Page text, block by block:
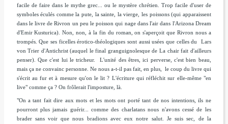
facile de faire dans le mythe grec... ou le mystère chrétien. Trop facile d'user de
symboles éculés comme la pute, la sainte, la vierge, les poissons (qui apparaissent
dans le livre de Rivron un peu le poisson qui nage dans l'air dans l'Arizona Dream
d'Emir Kusturica). Non, non, à la fin du roman, on s'aperçoit que Rivron nous a
trompés. Que ses ficelles érotico-théologiques sont aussi usées que celles du Lars
von Trier d'Antichrist(auquel le final granguignolesque deLa chairfait d'ailleurs
penser). Que c'est lui le tricheur. L'unité des êtres, ici perverse, c'est bien beau,
mais ça ne convainc personne. Ne nous a-t-il pas fait, en plus, le coup du livre qui
s'écrit au fur et à mesure qu'on le lit ? L'écriture qui réfléchit sur elle-même "en
live" comme ça ? On frôlerait l'imposture, là.
"On a tant fait dire aux mots et les mots ont porté tant de nos intentions, ils ne
pourront plus jamais guérir... comme des charlatans nous n'avons cessé de les
brader sans voir que nous bradions avec eux notre salut. Je suis sec, de la